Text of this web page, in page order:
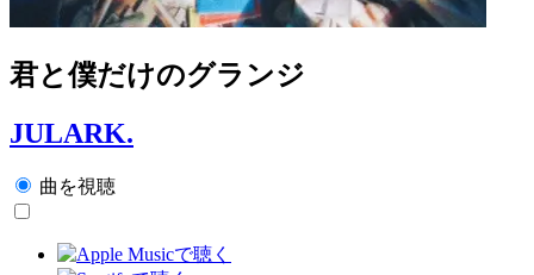
君と僕だけのグランジ
JULARK.
曲を視聴